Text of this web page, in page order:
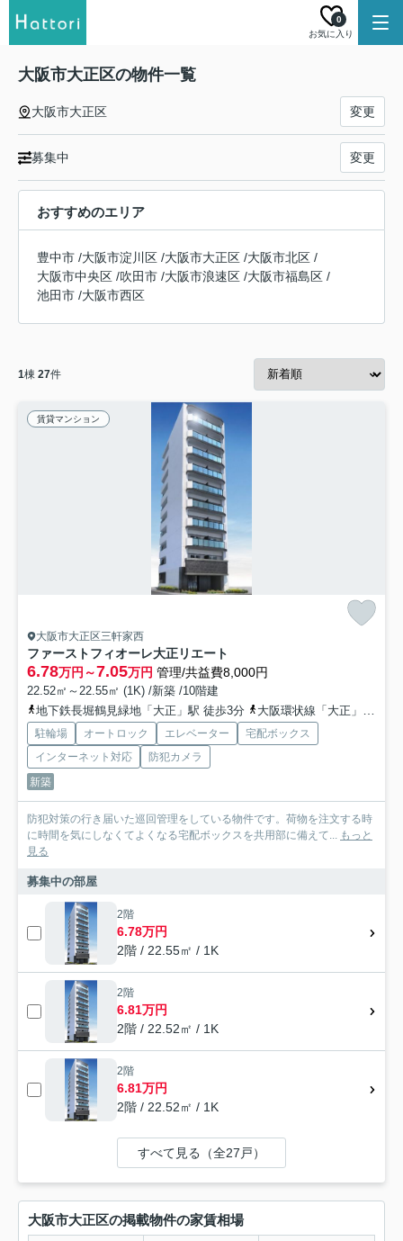
お気に入り
0
大阪市大正区の物件一覧
大阪市大正区 変更
募集中 変更
おすすめのエリア
豊中市 /大阪市淀川区 /大阪市大正区 /大阪市北区 /
大阪市中央区 /吹田市 /大阪市浪速区 /大阪市福島区 /
池田市 /大阪市西区
1棟 27件
賃貸マンション
大阪市大正区三軒家西
ファーストフィオーレ大正リエート
6.78万円～7.05万円 管理/共益費8,000円
22.52㎡～22.55㎡ (1K) /新築 /10階建
地下鉄長堀鶴見緑地「大正」駅 徒歩3分
大阪環状線「大正」駅 徒歩5分
駐輪場 オートロック エレベーター
宅配ボックス
インターネット対応
防犯カメラ
新築
防犯対策の行き届いた巡回管理をしている物件です。荷物を注文する時
に時間を気にしなくてよくなる宅配ボックスを共用部に備えて... もっと
見る
募集中の部屋
2階
6.78万円
2階 / 22.55㎡ / 1K
2階
6.81万円
2階 / 22.52㎡ / 1K
2階
6.81万円
2階 / 22.52㎡ / 1K
すべて見る（全27戸）
大阪市大正区の掲載物件の家賃相場